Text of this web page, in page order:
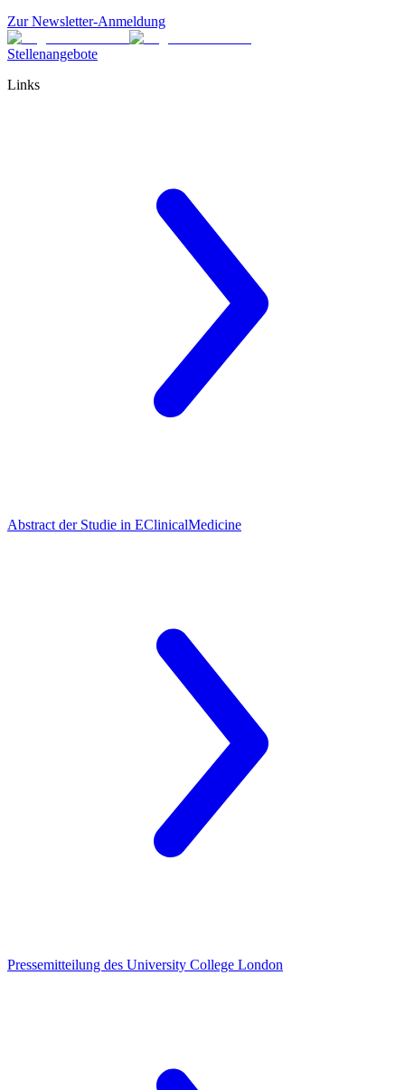
Zur Newsletter-Anmeldung
Stellenangebote
Links
Abstract der Studie in EClinicalMedicine
Pressemitteilung des University College London